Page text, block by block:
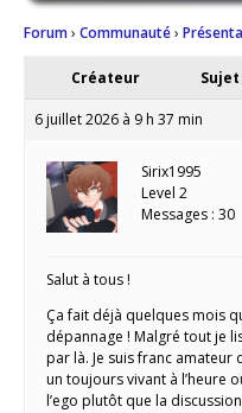
Forum› Communauté›
Créateur Sujet
6 juillet 2026 à 9 h 37 min
Sirix1995
Level 2
Messages : 30
Salut à tous !
Ça fait déjà quelques mois
dépannage ! Malgré tout je
par là. Je suis franc amateur
un toujours vivant à l’heure
l’ego plutôt que la